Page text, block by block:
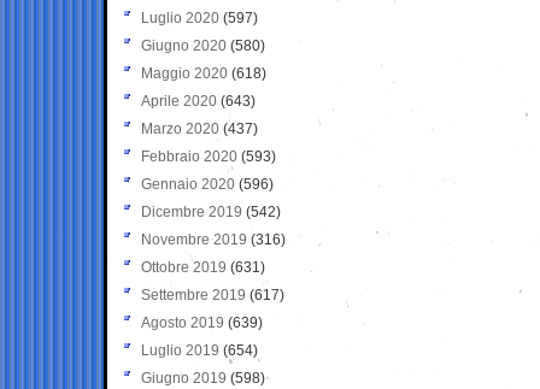
Luglio 2020 (597)
Giugno 2020 (580)
Maggio 2020 (618)
Aprile 2020 (643)
Marzo 2020 (437)
Febbraio 2020 (593)
Gennaio 2020 (596)
Dicembre 2019 (542)
Novembre 2019 (316)
Ottobre 2019 (631)
Settembre 2019 (617)
Agosto 2019 (639)
Luglio 2019 (654)
Giugno 2019 (598)